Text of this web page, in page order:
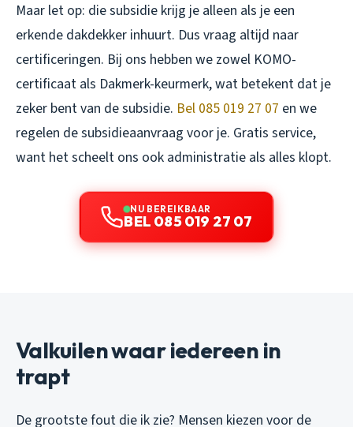
Maar let op: die subsidie krijg je alleen als je een
erkende dakdekker inhuurt. Dus vraag altijd naar
certificeringen. Bij ons hebben we zowel KOMO-
certificaat als Dakmerk-keurmerk, wat betekent dat je
zeker bent van de subsidie. Bel 085 019 27 07 en we
regelen de subsidieaanvraag voor je. Gratis service,
want het scheelt ons ook administratie als alles klopt.
NU BEREIKBAAR
BEL 085 019 27 07
Valkuilen waar iedereen in
trapt
De grootste fout die ik zie? Mensen kiezen voor de